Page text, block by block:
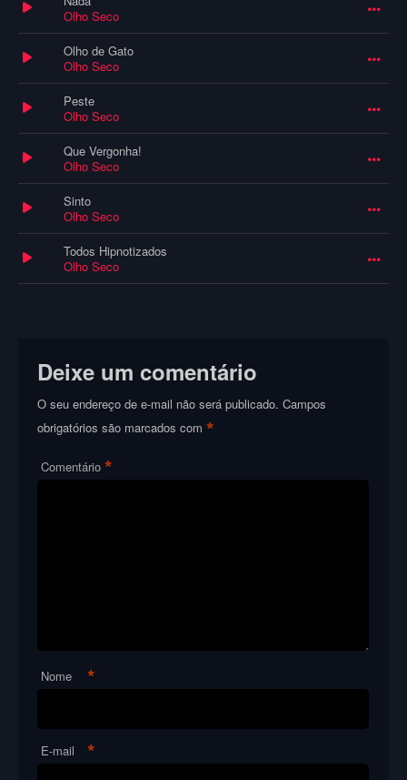
Olho Seco
Olho de Gato
Olho Seco
Peste
Olho Seco
Que Vergonha!
Olho Seco
Sinto
Olho Seco
Todos Hipnotizados
Olho Seco
Deixe um comentário
O seu endereço de e-mail não será publicado. Campos
obrigatórios são marcados com*
Comentário *
Nome *
E-mail *